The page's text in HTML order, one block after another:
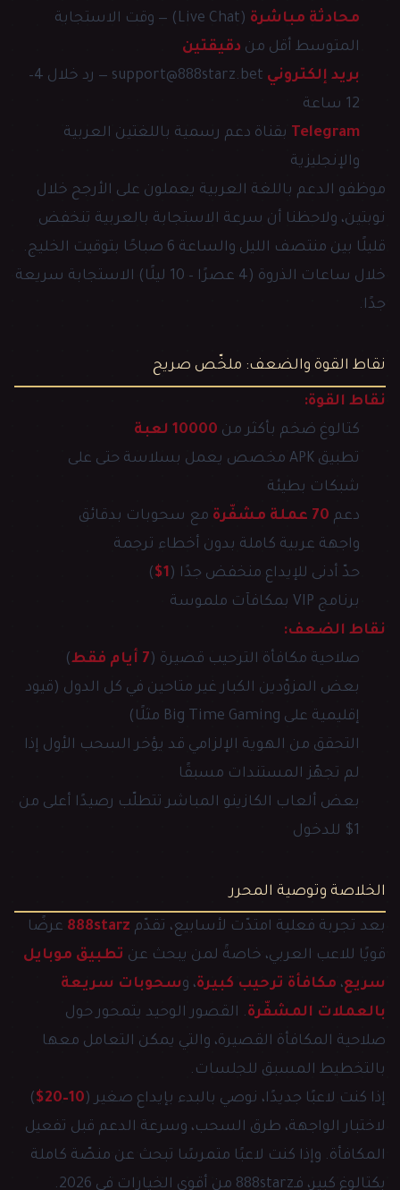
محادثة مباشرة
(Live Chat) — وقت الاستجابة
المتوسط أقل من دقيقتين
بريد إلكتروني
support@888starz.bet — رد خلال 4–
12 ساعة
Telegram بقناة دعم رسمية باللغتين العربية
والإنجليزية
موظفو الدعم باللغة العربية يعملون على الأرجح خلال
نوبتين، ولاحظنا أن سرعة الاستجابة بالعربية تنخفض
قليلًا بين منتصف الليل والساعة 6 صباحًا بتوقيت الخليج.
خلال ساعات الذروة (4 عصرًا – 10 ليلًا) الاستجابة سريعة
جدًا.
نقاط القوة والضعف: ملخّص صريح
نقاط القوة:
كتالوغ ضخم بأكثر من 10000 لعبة
تطبيق APK مخصص يعمل بسلاسة حتى على
شبكات بطيئة
دعم 70 عملة مشفّرة
مع سحوبات بدقائق
واجهة عربية كاملة بدون أخطاء ترجمة
حدّ أدنى للإيداع منخفض جدًا (1$
)
برنامج VIP بمكافآت ملموسة
نقاط الضعف:
صلاحية مكافأة الترحيب قصيرة (7 أيام فقط
)
بعض المزوّدين الكبار غير متاحين في كل الدول (قيود
إقليمية على Big Time Gaming مثلًا)
التحقق من الهوية الإلزامي قد يؤخر السحب الأول إذا
لم تجهّز المستندات مسبقًا
بعض ألعاب الكازينو المباشر تتطلّب رصيدًا أعلى من
1$ للدخول
الخلاصة وتوصية المحرر
بعد تجربة فعلية امتدّت لأسابيع، تقدّم 888starz عرضًا
قويًا للاعب العربي، خاصةً لمن يبحث عن تطبيق موبايل
سريع، مكافأة ترحيب كبيرة، وسحوبات سريعة
بالعملات المشفّرة. القصور الوحيد يتمحور حول
صلاحية المكافأة القصيرة، والتي يمكن التعامل معها
بالتخطيط المسبق للجلسات.
إذا كنت لاعبًا جديدًا، نوصي بالبدء بإيداع صغير (10–20$
)
لاختبار الواجهة، طرق السحب، وسرعة الدعم قبل تفعيل
المكافأة. وإذا كنت لاعبًا متمرسًا تبحث عن منصّة كاملة
بكتالوغ كبير، فـ888starz من أقوى الخيارات في 2026.